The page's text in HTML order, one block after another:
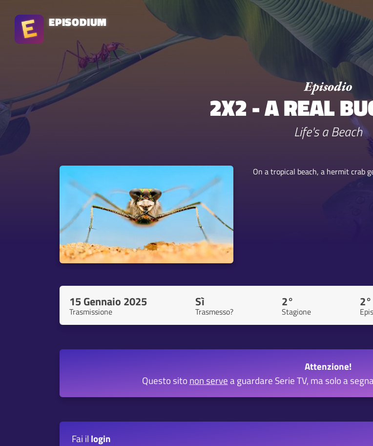
EPISODIUM
2X2 - A REAL
Life's a Beach
On a tropical beach, a hermit crab
15 Gennaio 2025
Trasmissione
Sì
Trasmesso?
2°
Stagione
2°
Attenzione!
Questo sito non servea guardare Serie TV, ma solo a
Fai il login